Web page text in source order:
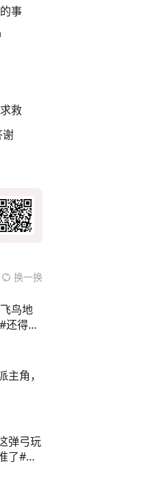
事
救
谢
换一换
鸟地
还得是
主角，
弹弓玩
了#弹